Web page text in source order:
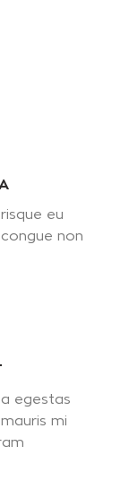
eu
non
egestas
mi